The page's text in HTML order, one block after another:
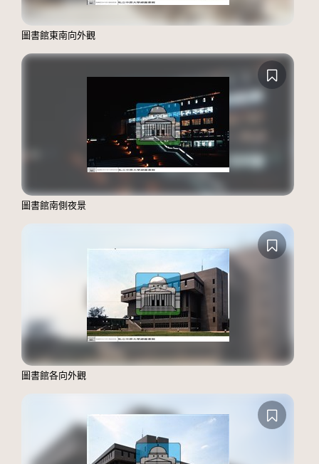
圖書館東南向外觀
圖書館南側夜景
圖書館各向外觀